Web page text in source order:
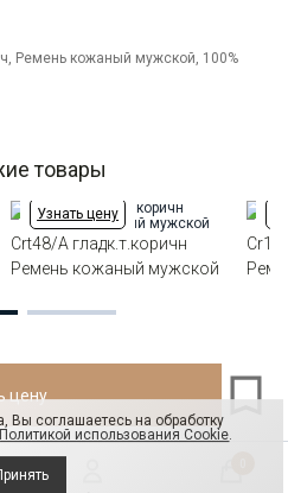
Ремень кожаный мужской, 100%
товары
Узнать цену
Crt48/A гладк.т.коричн
Ремень кожаный мужской
Cr10
цену
Вы соглашаетесь на обработку
Политикой использования Cookie.